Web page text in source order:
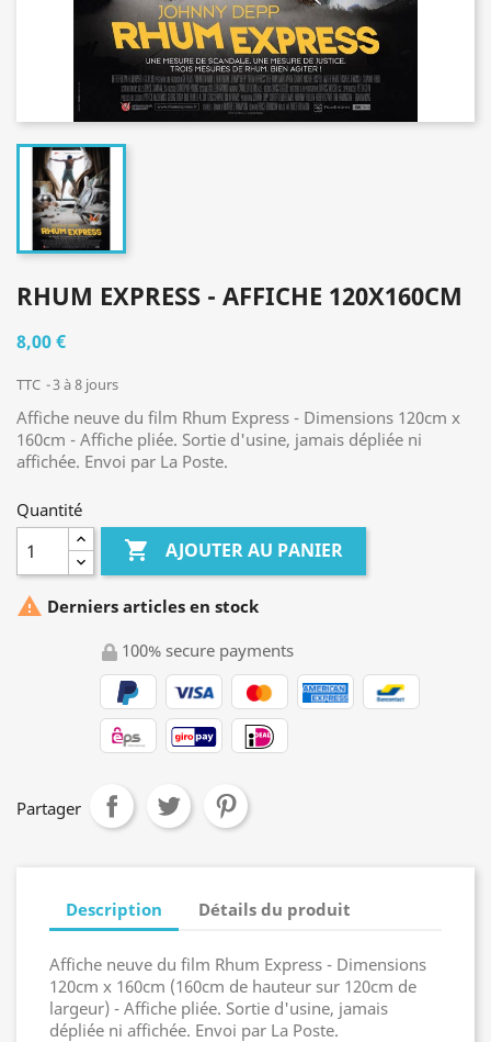
RHUM EXPRESS - AFFICHE 120X160CM
8,00 €
TTC 3 à 8 jours
Affiche neuve du film Rhum Express - Dimensions 120cm x
160cm - Affiche pliée. Sortie d'usine, jamais dépliée ni
affichée. Envoi par La Poste.
Quantité
 AJOUTER AU PANIER
 Derniers articles en stock
100% secure payments
Partager
Description Détails du produit
Affiche neuve du film Rhum Express - Dimensions
120cm x 160cm (160cm de hauteur sur 120cm de
largeur) - Affiche pliée. Sortie d'usine, jamais
dépliée ni affichée. Envoi par La Poste.